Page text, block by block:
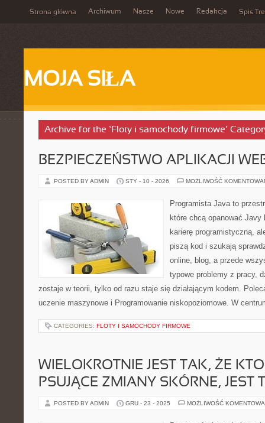
Strona główna Archiwum Nasze Nowe Redakcja Spis
MOJA SIŁA
Archive for the ‘Floty i samochody firmowe’
BEZPIECZEŃSTWO APLIKACJI
POSTED BY ADMIN STY - 10 - 2026 MOŻLIWOŚĆ
Programista Java to
które chcą opanować
karierę programistyczną,
piszą kod i szukają
online, blog, a przede
typowe problemy z pracy,
zostaje w teorii, tylko od razu staje się działającym kodem.
uczenie maszynowe i Programowanie niskopoziomowe. W
CATEGORIES: FLOTY I SAMOCHODY FIRMOWE
WIELOKROTNIE JEST TAK, ŻE
PSUJĄCE ZMIANY SKÓRNE, JEST
POSTED BY ADMIN GRU - 23 - 2025 MOŻLIWOŚĆ